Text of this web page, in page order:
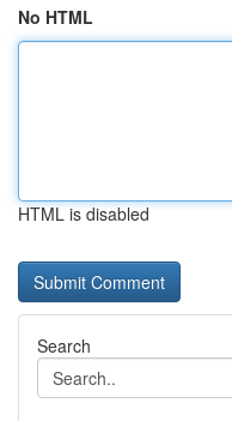
No HTML
HTML is disabled
Search